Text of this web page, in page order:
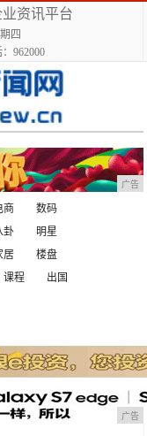
资讯平台
四
962000
广告
商
数码
卦
明星
居
楼盘
课程
出国
广告